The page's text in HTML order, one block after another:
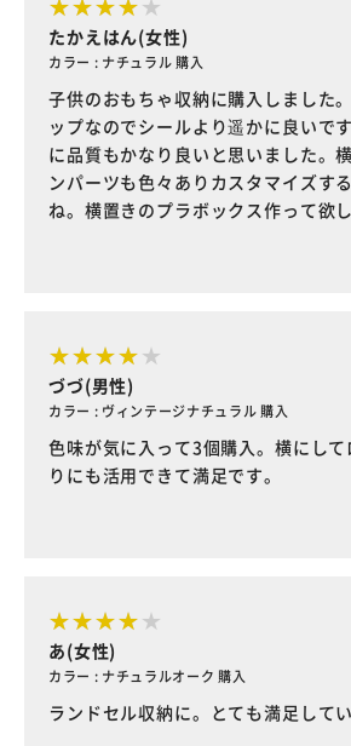
たかえはん(女性)
カラー : ナチュラル 購入
子供のおもちゃ収納に購入しました
ップなのでシールより遥かに良いで
に品質もかなり良いと思いました。
ンパーツも色々ありカスタマイズす
ね。横置きのプラボックス作って欲
づづ(男性)
カラー : ヴィンテージナチュラル 購入
色味が気に入って3個購入。横にし
りにも活用できて満足です。
あ(女性)
カラー : ナチュラルオーク 購入
ランドセル収納に。とても満足してい